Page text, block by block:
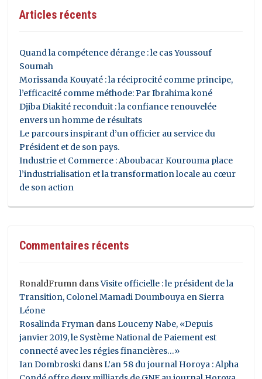
Articles récents
Quand la compétence dérange : le cas Youssouf
Soumah
Morissanda Kouyaté : la réciprocité comme principe,
l’efficacité comme méthode: Par Ibrahima koné
Djiba Diakité reconduit : la confiance renouvelée
envers un homme de résultats
Le parcours inspirant d’un officier au service du
Président et de son pays.
Industrie et Commerce : Aboubacar Kourouma place
l’industrialisation et la transformation locale au cœur
de son action
Commentaires récents
RonaldFrumn dansVisite officielle : le président de la
Transition, Colonel Mamadi Doumbouya en Sierra
Léone
Rosalinda Fryman dansLouceny Nabe, «Depuis
janvier 2019, le Système National de Paiement est
connecté avec les régies financières…»
Ian Dombroski dansL’an 58 du journal Horoya : Alpha